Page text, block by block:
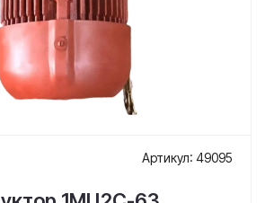
Артикул: 49095